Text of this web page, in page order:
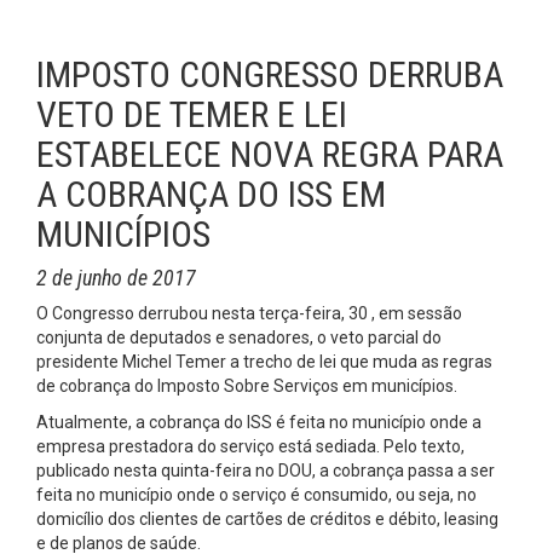
IMPOSTO CONGRESSO DERRUBA
VETO DE TEMER E LEI
ESTABELECE NOVA REGRA PARA
A COBRANÇA DO ISS EM
MUNICÍPIOS
2 de junho de 2017
O Congresso derrubou nesta terça-feira, 30 , em sessão
conjunta de deputados e senadores, o veto parcial do
presidente Michel Temer a trecho de lei que muda as regras
de cobrança do Imposto Sobre Serviços em municípios.
Atualmente, a cobrança do ISS é feita no município onde a
empresa prestadora do serviço está sediada. Pelo texto,
publicado nesta quinta-feira no DOU, a cobrança passa a ser
feita no município onde o serviço é consumido, ou seja, no
domicílio dos clientes de cartões de créditos e débito, leasing
e de planos de saúde.